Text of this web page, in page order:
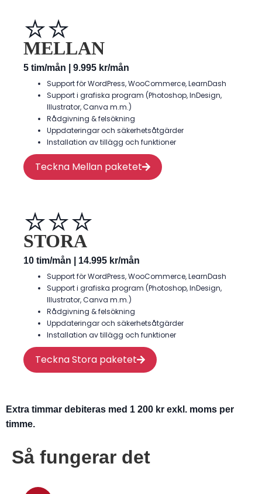
⭐⭐
MELLAN
5 tim/mån | 9.995 kr/mån
Support för WordPress, WooCommerce, LearnDash
Support i grafiska program (Photoshop, InDesign,
Illustrator, Canva m.m.)
Rådgivning & felsökning
Uppdateringar och säkerhetsåtgärder
Installation av tillägg och funktioner
Teckna Mellan paketet
⭐⭐⭐
STORA
10 tim/mån | 14.995 kr/mån
Support för WordPress, WooCommerce, LearnDash
Support i grafiska program (Photoshop, InDesign,
Illustrator, Canva m.m.)
Rådgivning & felsökning
Uppdateringar och säkerhetsåtgärder
Installation av tillägg och funktioner
Teckna Stora paketet
Extra timmar debiteras med 1 200 kr exkl. moms per
timme.
Så fungerar det